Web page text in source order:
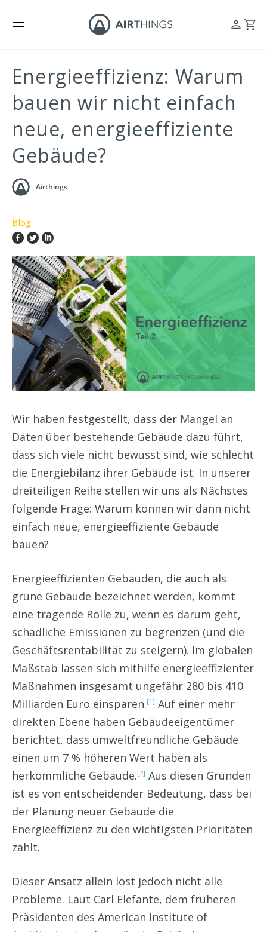
Energieeffizienz: Warum
bauen wir nicht einfach
neue, energieeffiziente
Gebäude?
Airthings
Blog
Wir haben festgestellt, dass der Mangel an
Daten über bestehende Gebäude dazu führt,
dass sich viele nicht bewusst sind, wie schlecht
die Energiebilanz ihrer Gebäude ist. In unserer
dreiteiligen Reihe stellen wir uns als Nächstes
folgende Frage: Warum können wir dann nicht
einfach neue, energieeffiziente Gebäude
bauen?
Energieeffizienten Gebäuden, die auch als
grüne Gebäude bezeichnet werden, kommt
eine tragende Rolle zu, wenn es darum geht,
schädliche Emissionen zu begrenzen (und die
Geschäftsrentabilität zu steigern). Im globalen
Maßstab lassen sich mithilfe energieeffizienter
Maßnahmen insgesamt ungefähr 280 bis 410
Milliarden Euro einsparen.[1] Auf einer mehr
direkten Ebene haben Gebäudeeigentümer
berichtet, dass umweltfreundliche Gebäude
einen um 7 % höheren Wert haben als
herkömmliche Gebäude.[2] Aus diesen Gründen
ist es von entscheidender Bedeutung, dass bei
der Planung neuer Gebäude die
Energieeffizienz zu den wichtigsten Prioritäten
zählt.
Dieser Ansatz allein löst jedoch nicht alle
Probleme. Laut Carl Elefante, dem früheren
Präsidenten des American Institute of